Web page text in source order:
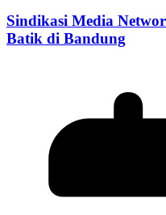
Sindikasi Media
Batik di Bandung